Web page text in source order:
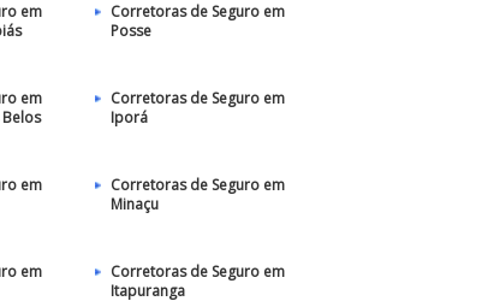
em
Corretoras de Seguro em
Posse
em
Belos
Corretoras de Seguro em
Iporá
em
Corretoras de Seguro em
Minaçu
em
Corretoras de Seguro em
Itapuranga